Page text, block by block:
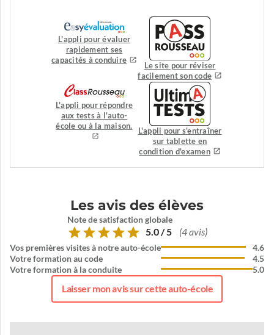
L'appli pour évaluer
rapidement ses
capacités à conduire
Le site pour réviser
facilement son code
L'appli pour répondre
aux tests à l'auto-
école ou à la maison.
L'appli pour s'entraîner
sur tablette en
condition d'examen
Les avis des élèves
Note de satisfaction globale
5.0 / 5 (4 avis)
Vos premières visites à notre auto-école
Votre formation au code
Votre formation à la conduite
4.6
4.5
5.0
Laisser mon avis sur cette auto-école